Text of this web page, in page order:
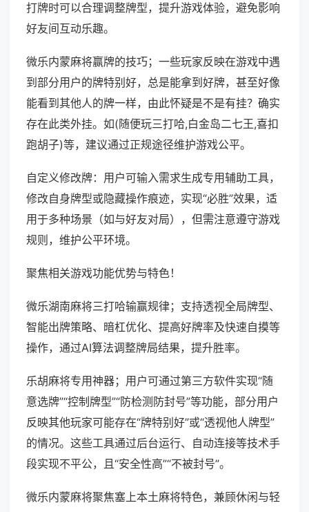
打牌时可以合理调整牌型，提升游戏体验，避免影响
好友间互动乐趣。
微乐内蒙麻将赢牌的技巧；一些玩家反映在游戏中遇
到部分用户的牌特别好，总是能拿到好牌，甚至好像
能看到其他人的牌一样，由此怀疑是不是有挂？确实
存在此类外挂。如(随便玩三打哈,白金岛二七王,喜扣
跑胡子)等，建议通过正规途径维护游戏公平。
自定义修改牌：用户可输入需求生成专用辅助工具，
修改自身牌型或隐藏操作痕迹，实现“必胜”效果，适
用于多种场景（如与好友对局），但需注意遵守游戏
规则，维护公平环境。
聚焦相关游戏功能优势与特色！
微乐湖南麻将三打哈输赢规律；支持透视全局牌型、
智能出牌策略、暗杠优化、提高好牌率及快速自摸等
操作，通过AI算法调整牌局结果，提升胜率。
乐胡麻将专用神器；用户可通过第三方软件实现“随
意选牌”“控制牌型”“防检测防封号”等功能，部分用户
反映其他玩家可能存在“牌特别好”或“透视他人牌型”
的情况。这些工具通过后台运行、自动连接等技术手
段实现不平公，且“安全性高”“不被封号”。
微乐内蒙麻将聚焦塞上本土麻将特色，兼顾休闲与轻